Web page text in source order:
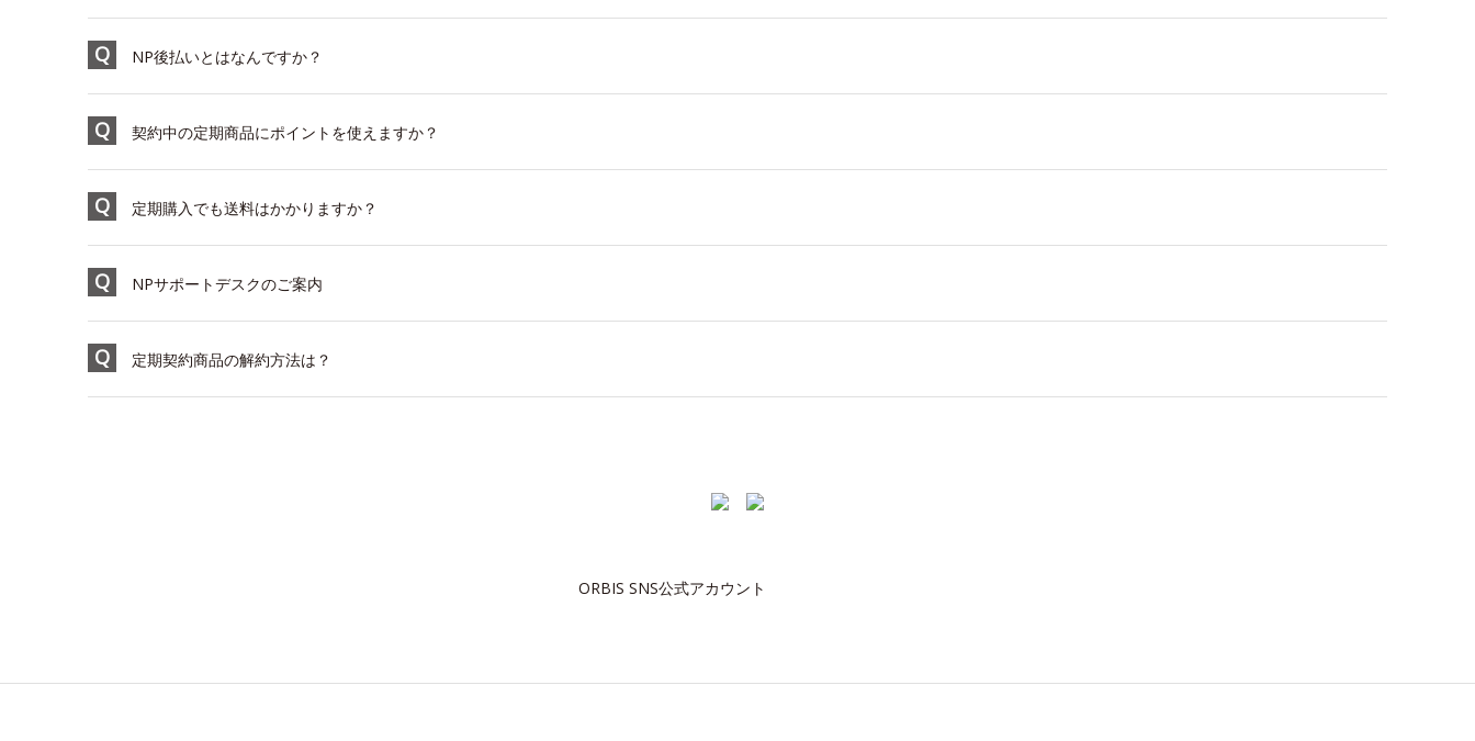
NP後払いとはなんですか？
契約中の定期商品にポイントを使えますか？
定期購入でも送料はかかりますか？
NPサポートデスクのご案内
定期契約商品の解約方法は？
ORBIS SNS公式アカウント